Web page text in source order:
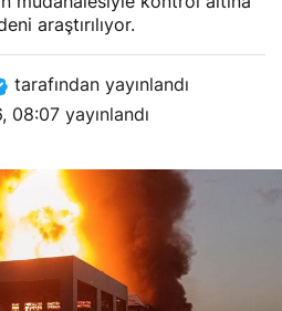
araştırılıyor.
tarafından yayınlandı
08:07 yayınlandı